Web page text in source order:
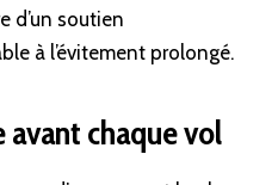
d’un soutien
à l’évitement prolongé.
chaque vol